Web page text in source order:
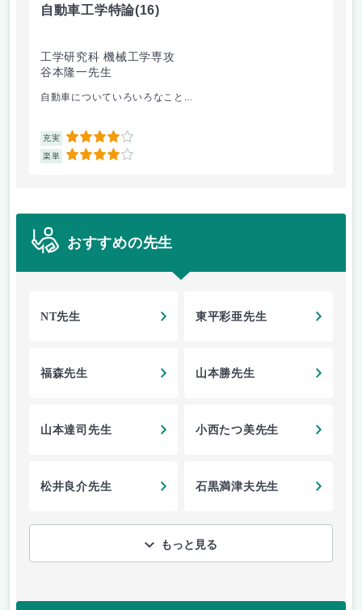
自動車工学特論(16)
工学研究科 機械工学専攻
谷本隆一先生
自動車についていろいろなこと...
充実 4
楽単 4
おすすめの先生
NT先生 東平彩亜先生
福森先生 山本勝先生
山本達司先生 小西たつ美先生
松井良介先生 石黒満津夫先生
もっと見る